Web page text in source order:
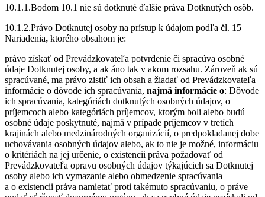
10.1.1.Bodom 10.1 nie sú dotknuté ďalšie práva Dotknutých osôb.
10.1.2.Právo Dotknutej osoby na prístup k údajom podľa čl. 15
Nariadenia, ktorého obsahom je:
právo získať od Prevádzkovateľa potvrdenie či spracúva osobné
údaje Dotknutej osoby, a ak áno tak v akom rozsahu. Zároveň ak sú
spracúvané, ma právo zistiť ich obsah a žiadať od Prevádzkovateľa
informácie o dôvode ich spracúvania, najmä informácie o: Dôvode
ich spracúvania, kategóriách dotknutých osobných údajov, o
príjemcoch alebo kategóriách príjemcov, ktorým boli alebo budú
osobné údaje poskytnuté, najmä v prípade príjemcov v tretích
krajinách alebo medzinárodných organizácií, o predpokladanej dobe
uchovávania osobných údajov alebo, ak to nie je možné, informáciu
o kritériách na jej určenie, o existencii práva požadovať od
Prevádzkovateľa opravu osobných údajov týkajúcich sa Dotknutej
osoby alebo ich vymazanie alebo obmedzenie spracúvania
a o existencii práva namietať proti takémuto spracúvaniu, o práve